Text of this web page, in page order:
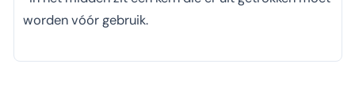
worden vóór gebruik.